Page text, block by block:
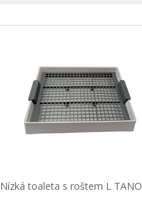
Nízká toaleta s roštem L TANO